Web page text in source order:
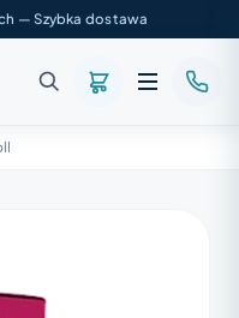
— Szybka dostawa